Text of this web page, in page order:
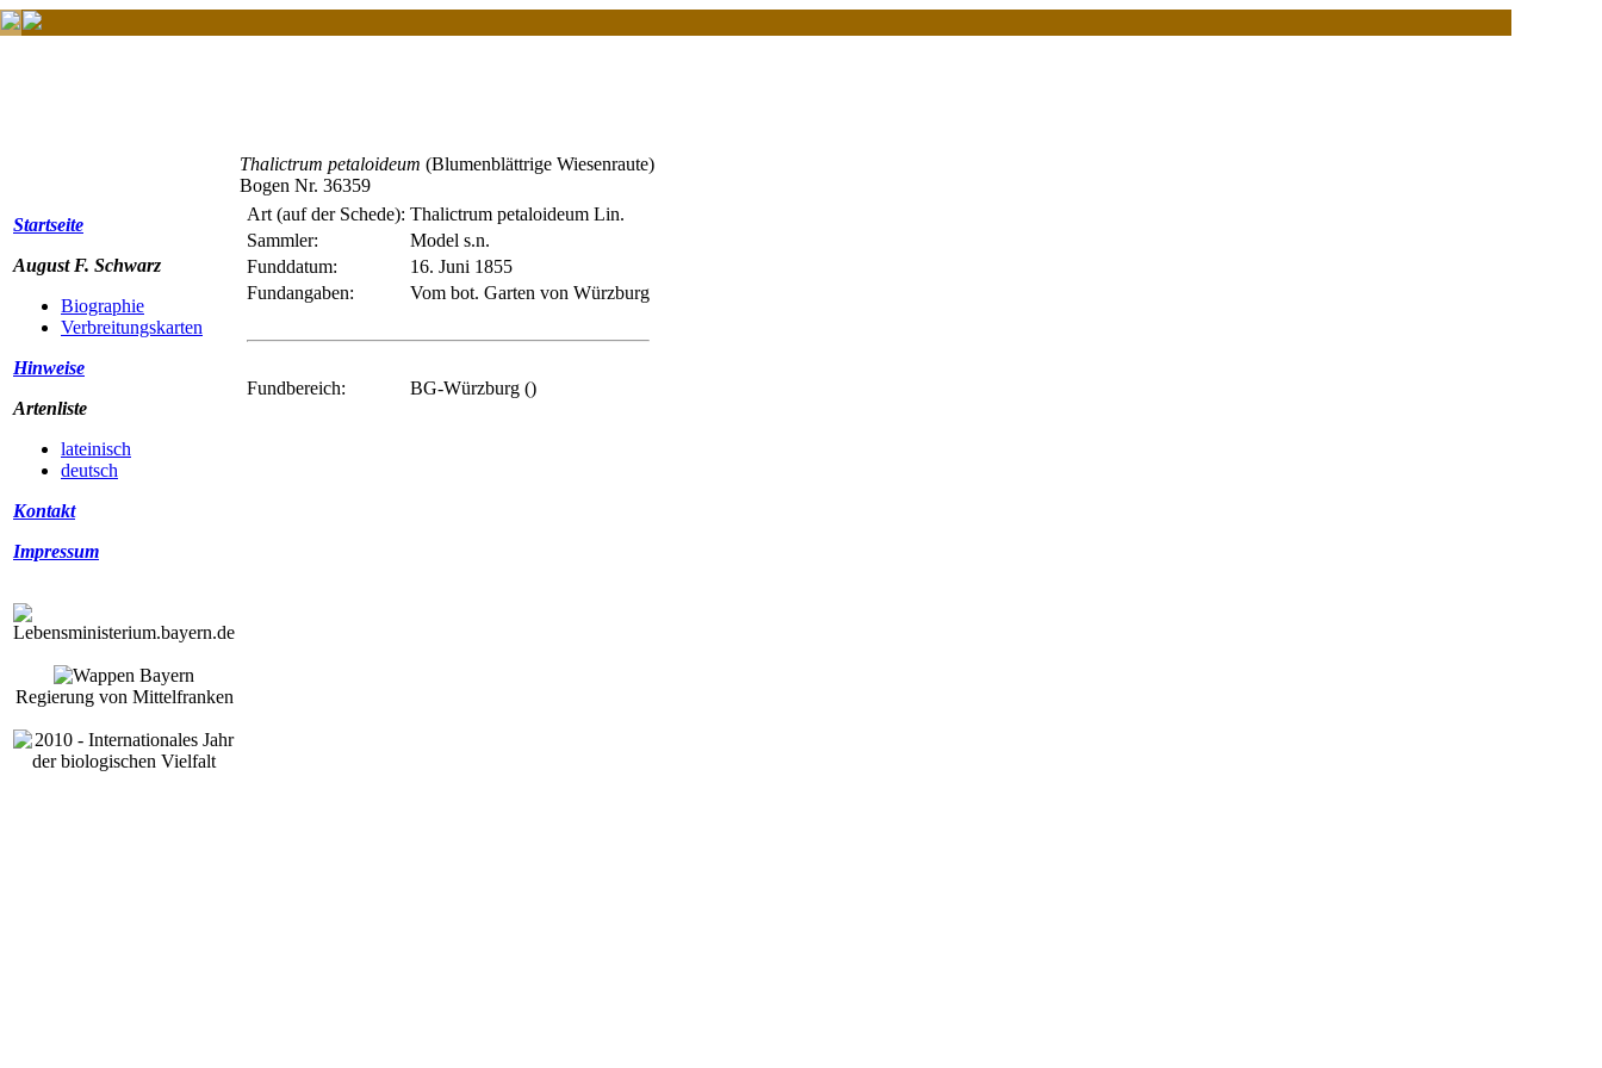
Startseite
August F. Schwarz
Biographie
Verbreitungskarten
Hinweise
Artenliste
lateinisch
deutsch
Kontakt
Impressum
Regierung von Mittelfranken
Thalictrum petaloideum (Blumenblättrige Wiesenraute)
Bogen Nr. 36359
Art (auf der Schede): Thalictrum petaloideum Lin.
Sammler:
Model s.n.
Funddatum:
16. Juni 1855
Fundangaben:
Vom bot. Garten von Würzburg
Fundbereich: BG-Würzburg ()